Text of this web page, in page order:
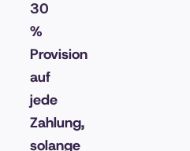
30
%
Provision
auf
jede
Zahlung,
solange